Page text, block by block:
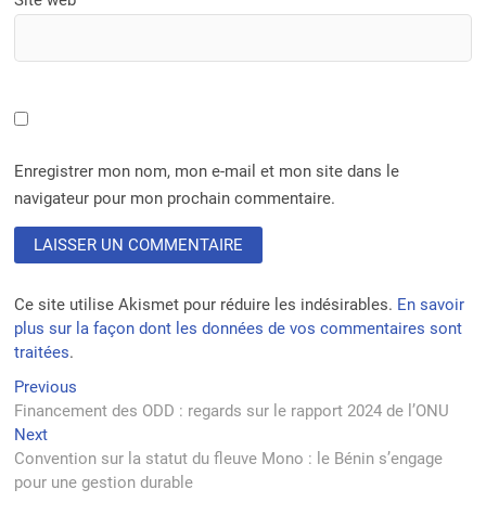
Enregistrer mon nom, mon e-mail et mon site dans le
navigateur pour mon prochain commentaire.
Ce site utilise Akismet pour réduire les indésirables. En savoir
plus sur la façon dont les données de vos commentaires sont
traitées.
Navigation
de
l’article
Previous
post:
Financement des ODD : regards sur le rapport 2024 de l’ONU
NextNext
post:
Convention sur la statut du fleuve Mono : le Bénin s’engage
pour une gestion durable